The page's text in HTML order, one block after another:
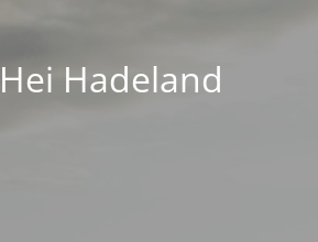
Hei Hadeland